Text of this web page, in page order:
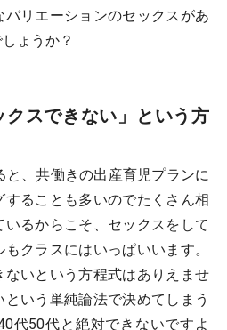
リエーションのセックスがあ
ょうか？
クスできない」という方
と、共働きの出産育児プランに
ることも多いのでたくさん相
るからこそ、セックスをして
クラスにはいっぱいいます。
いという方程式はありえませ
いう単純論法で決めてしまう
代50代と絶対できないですよ